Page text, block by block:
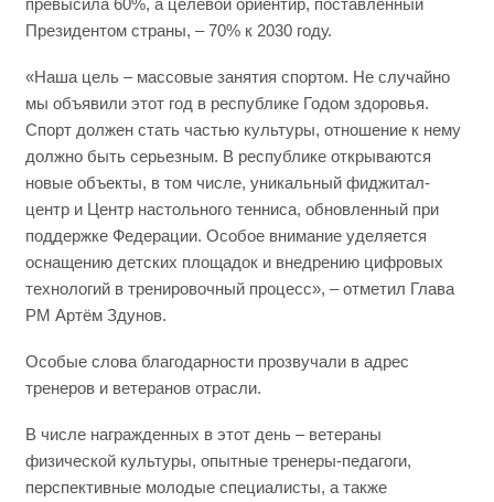
превысила 60%, а целевой ориентир, поставленный
Президентом страны, – 70% к 2030 году.
«Наша цель – массовые занятия спортом. Не случайно
мы объявили этот год в республике Годом здоровья.
Спорт должен стать частью культуры, отношение к нему
должно быть серьезным. В республике открываются
новые объекты, в том числе, уникальный фиджитал-
центр и Центр настольного тенниса, обновленный при
поддержке Федерации. Особое внимание уделяется
оснащению детских площадок и внедрению цифровых
технологий в тренировочный процесс», – отметил Глава
РМ Артём Здунов.
Особые слова благодарности прозвучали в адрес
тренеров и ветеранов отрасли.
В числе награжденных в этот день – ветераны
физической культуры, опытные тренеры‑педагоги,
перспективные молодые специалисты, а также